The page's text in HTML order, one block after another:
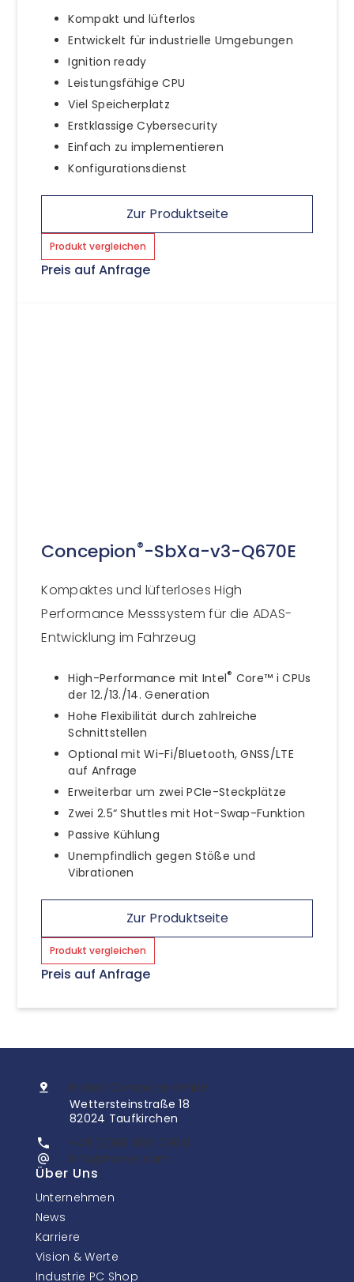
Kompakt und lüfterlos
Entwickelt für industrielle Umgebungen
Ignition ready
Leistungsfähige CPU
Viel Speicherplatz
Erstklassige Cybersecurity
Einfach zu implementieren
Konfigurationsdienst
Zur Produktseite
Produkt vergleichen
Preis auf Anfrage
Concepion®-SbXa-v3-Q670E
Kompaktes und lüfterloses High
Performance Messsystem für die ADAS-
Entwicklung im Fahrzeug
High-Performance mit Intel® Core™ i CPUs
der 12./13./14. Generation
Hohe Flexibilität durch zahlreiche
Schnittstellen
Optional mit Wi-Fi/Bluetooth, GNSS/LTE
auf Anfrage
Erweiterbar um zwei PCIe-Steckplätze
Zwei 2.5“ Shuttles mit Hot-Swap-Funktion
Passive Kühlung
Unempfindlich gegen Stöße und
Vibrationen
Zur Produktseite
Produkt vergleichen
Preis auf Anfrage
InoNet Computer GmbH
Wettersteinstraße 18
82024 Taufkirchen
+49 (0)89 666 096 0
info@inonet.com
Über Uns
Unternehmen
News
Karriere
Vision & Werte
Industrie PC Shop